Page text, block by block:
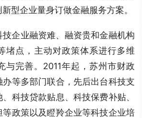
型企业量身订做金融服务方案。
技企业融资难、融资贵和金融机构
堵点，主动对政策体系进行多维
与完善。2011年起，苏州市财政
办等多部门联合，先后出台科技支
科技贷款贴息、科技保费补贴、
政策以及瞪羚企业等科技企业培